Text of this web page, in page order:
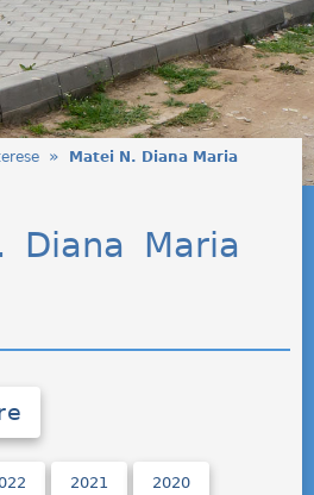
» Matei N. Diana Maria
Diana Maria
2021 2020